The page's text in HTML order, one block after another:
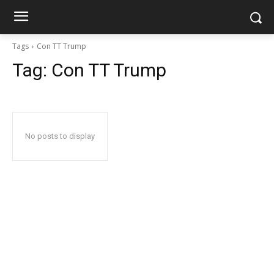
Tags Con TT Trump
Tag: Con TT Trump
No posts to display